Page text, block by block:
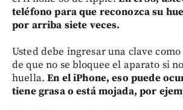
teléfono para que reconozca su
por arriba siete veces.
Usted debe ingresar una clave
de que no se bloquee el aparato si
huella.En el iPhone, eso puede
tiene grasa o está mojada, por